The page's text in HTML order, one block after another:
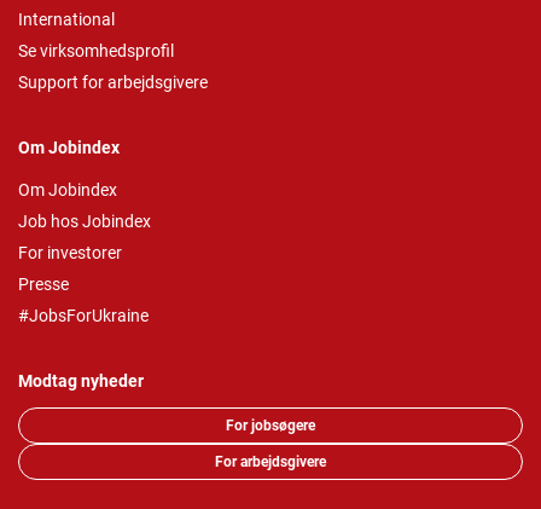
International
Se virksomhedsprofil
Support for arbejdsgivere
Om Jobindex
Om Jobindex
Job hos Jobindex
For investorer
Presse
#JobsForUkraine
Modtag nyheder
For jobsøgere
For arbejdsgivere